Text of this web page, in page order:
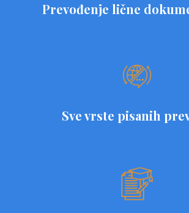
Prevođenje lične
Sve vrste pisanih